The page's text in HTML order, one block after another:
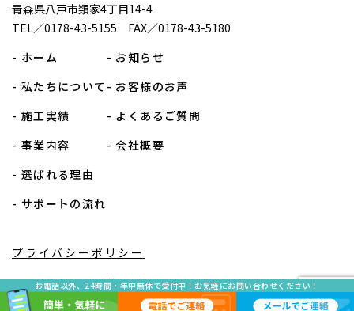
青森県八戸市類家4丁目14-4
TEL／0178-43-5155 FAX／0178-43-5180
- ホーム
- 私たちについて
- 施工実績
- 事業内容
- 選ばれる理由
- サポートの流れ
- お知らせ
- お客様のお声
- よくあるご質問
- 会社概要
プライバシーポリシー
Copyright 2024 八戸水洗サービス. All Rights Reserved.
お電話以外、24時間・年中無休で受付中！お気軽にお問い合わせください！